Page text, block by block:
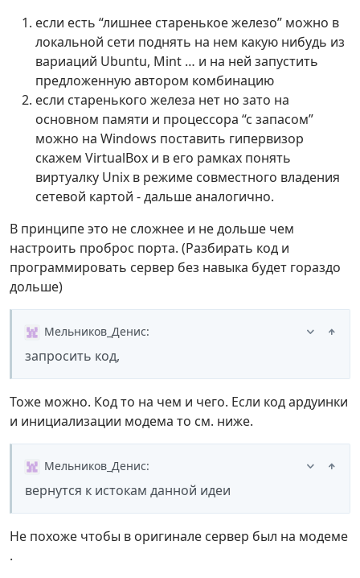
если есть “лишнее старенькое железо” можно в
локальной сети поднять на нем какую нибудь из
вариаций Ubuntu, Mint … и на ней запустить
предложенную автором комбинацию
если старенького железа нет но зато на
основном памяти и процессора “с запасом”
можно на Windows поставить гипервизор
скажем VirtualBox и в его рамках понять
виртуалку Unix в режиме совместного владения
сетевой картой - дальше аналогично.
В принципе это не сложнее и не дольше чем
настроить проброс порта. (Разбирать код и
программировать сервер без навыка будет гораздо
дольше)
Мельников_Денис:
запросить код,
Тоже можно. Код то на чем и чего. Если код ардуинки
и инициализации модема то см. ниже.
Мельников_Денис:
вернутся к истокам данной идеи
Не похоже чтобы в оригинале сервер был на модеме
.